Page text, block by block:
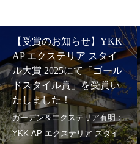
例 玉
プル
新築エクステリ
名郡 U様邸 シ
モダン外構